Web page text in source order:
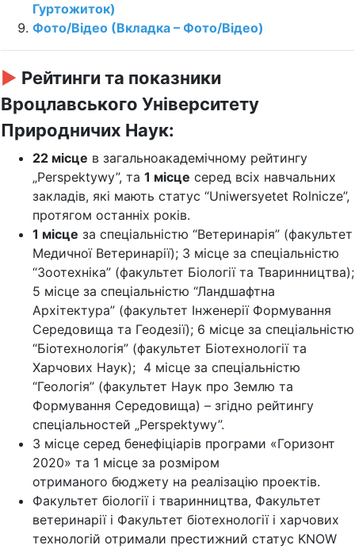
Гуртожиток)
Фото/Відео (Вкладка – Фото/Відео)
► Рейтинги та показники
Вроцлавського Університету
Природничих Наук:
22 місце в загальноакадемічному рейтингу
„Perspektywy”, та 1 місце серед всіх навчальних
закладів, які мають статус “Uniwersyetet Rolnicze”,
протягом останніх років.
1 місце за спеціальністю “Ветеринарія” (факультет
Медичної Ветеринарії); 3 місце за спеціальністю
“Зоотехніка” (факультет Біології та Тваринництва);
5 місце за спеціальністю “Ландшафтна
Архітектура” (факультет Інженерії Формування
Середовища та Геодезії); 6 місце за спеціальністю
“Біотехнологія” (факультет Біотехнології та
Харчових Наук); 4 місце за спеціальністю
“Геологія” (факультет Наук про Землю та
Формування Середовища) – згідно рейтингу
спеціальностей „Perspektywy”.
3 місце серед бенефіціарів програми «Горизонт
2020» та 1 місце за розміром
отриманого бюджету на реалізацію проектів.
Факультет біології і тваринництва, Факультет
ветеринарії і Факультет біотехнології і харчових
технологій отримали престижний статус KNOW